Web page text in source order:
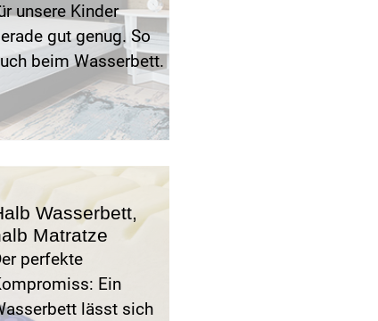
unsere Kinder
gut genug. So
beim Wasserbett.
Wasserbett,
Matratze
perfekte
Ein
lässt sich